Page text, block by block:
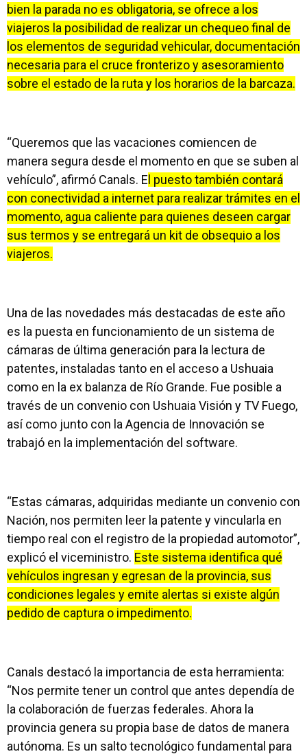
bien la parada no es obligatoria, se ofrece a los
viajeros la posibilidad de realizar un chequeo final de
los elementos de seguridad vehicular, documentación
necesaria para el cruce fronterizo y asesoramiento
sobre el estado de la ruta y los horarios de la barcaza.
“Queremos que las vacaciones comiencen de
manera segura desde el momento en que se suben al
vehículo”, afirmó Canals. E l puesto también contará
con conectividad a internet para realizar trámites en el
momento, agua caliente para quienes deseen cargar
sus termos y se entregará un kit de obsequio a los
viajeros.
Una de las novedades más destacadas de este año
es la puesta en funcionamiento de un sistema de
cámaras de última generación para la lectura de
patentes, instaladas tanto en el acceso a Ushuaia
como en la ex balanza de Río Grande. Fue posible a
través de un convenio con Ushuaia Visión y TV Fuego,
así como junto con la Agencia de Innovación se
trabajó en la implementación del software.
“Estas cámaras, adquiridas mediante un convenio con
Nación, nos permiten leer la patente y vincularla en
tiempo real con el registro de la propiedad automotor”,
explicó el viceministro. Este sistema identifica qué
vehículos ingresan y egresan de la provincia, sus
condiciones legales y emite alertas si existe algún
pedido de captura o impedimento.
Canals destacó la importancia de esta herramienta:
“Nos permite tener un control que antes dependía de
la colaboración de fuerzas federales. Ahora la
provincia genera su propia base de datos de manera
autónoma. Es un salto tecnológico fundamental para